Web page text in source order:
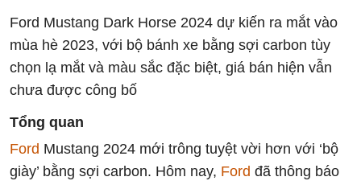
Ford Mustang Dark Horse 2024 dự kiến ra mắt vào
mùa hè 2023, với bộ bánh xe bằng sợi carbon tùy
chọn lạ mắt và màu sắc đặc biệt, giá bán hiện vẫn
chưa được công bố
Tổng quan
Ford Mustang 2024 mới trông tuyệt vời hơn với ‘bộ
giày’ bằng sợi carbon. Hôm nay, Ford đã thông báo